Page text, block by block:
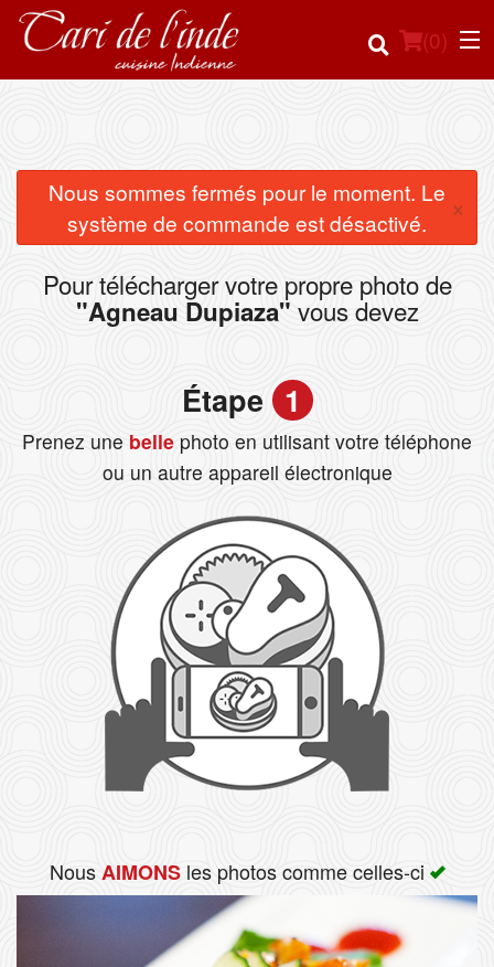
(0)
Commander en ligne
Emplacement
Français
Nous sommes fermés pour le moment. Le
système de commande est désactivé.
×
Pour télécharger votre propre photo de
"Agneau Dupiaza" vous devez
Étape 1
Prenez une belle photo en utilisant votre téléphone
ou un autre appareil électronique
NousAIMONSles photos comme celles-ci